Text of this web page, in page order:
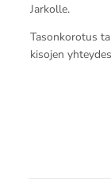
Jarkolle.
Tasonkorotus
kisojen